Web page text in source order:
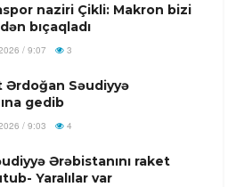
naziri Çikli: Makron bizi
bıçaqladı
/ 9:07 3
Ərdoğan Səudiyyə
gedib
/ 9:03 4
Ərəbistanını raket
Yaralılar var